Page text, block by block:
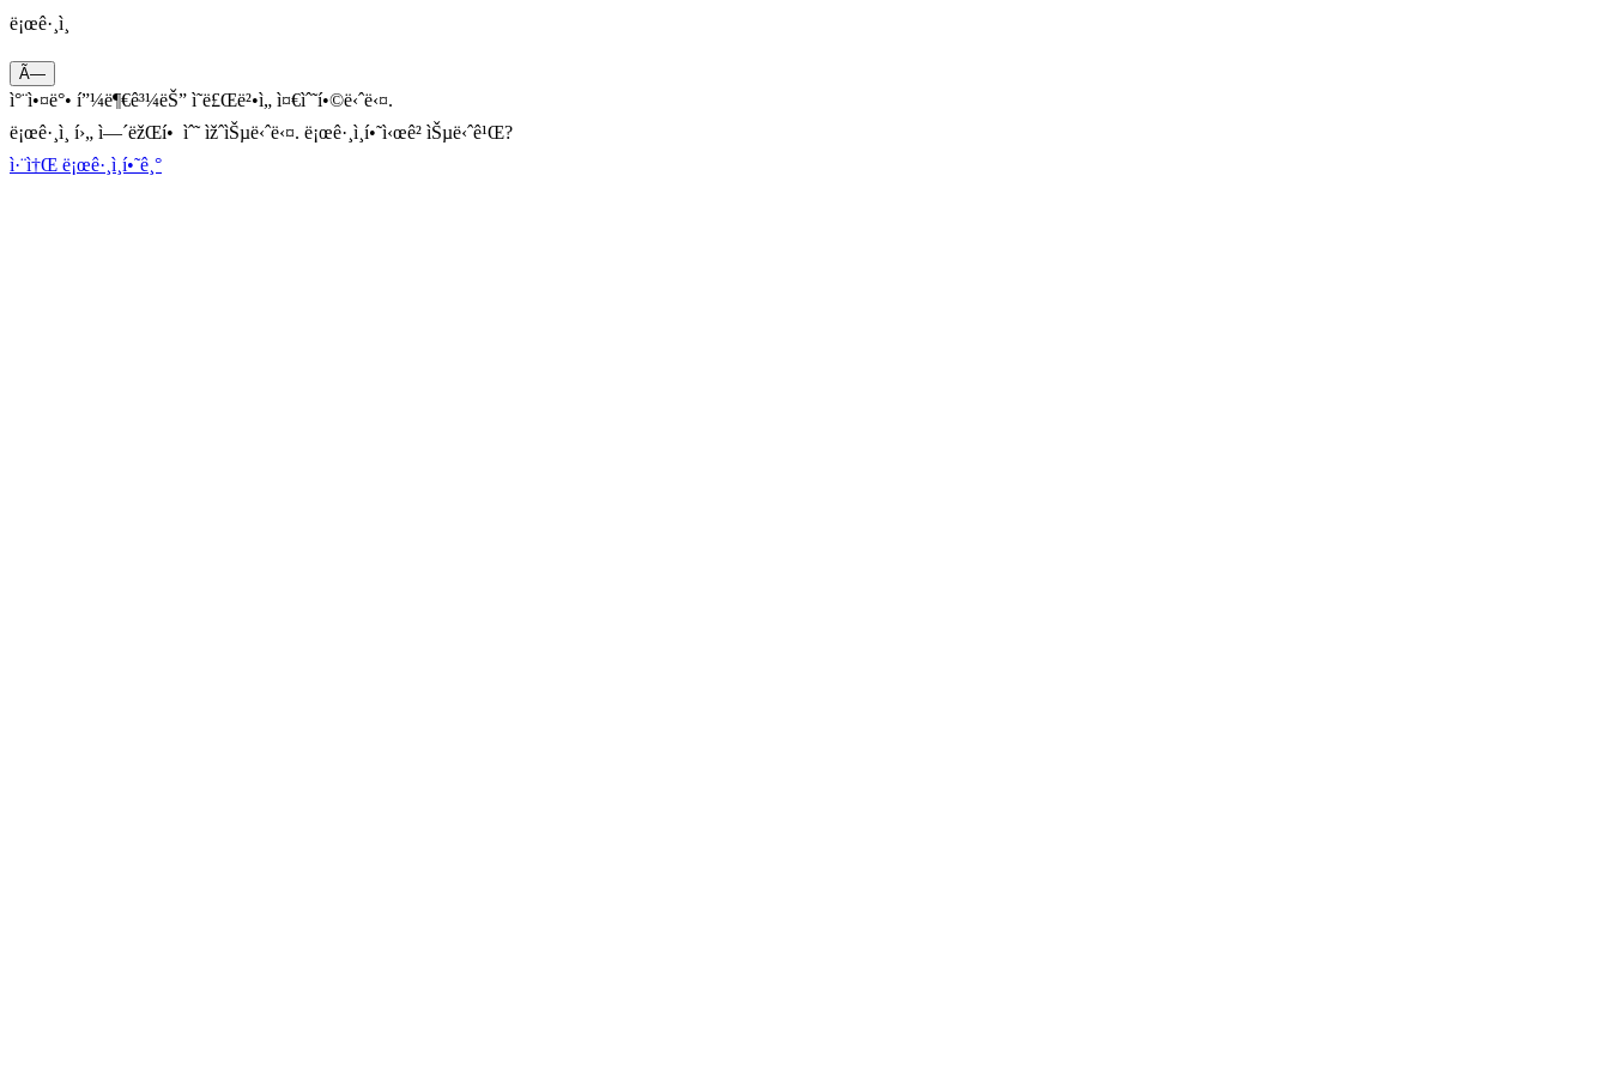
ë¡œê·¸ì¸
Ã—
ì°¨ì•¤ë°• í”¼ë¶€ê³¼ëŠ” ì˜ë£Œë²•ì„ ì¤€ìˆ˜í•©ë‹ˆë‹¤.
ë¡œê·¸ì¸ í›„ ì—´ëžŒí• ìˆ˜ ìžˆìŠµë‹ˆë‹¤. ë¡œê·¸ì¸í•˜ì‹œê² ìŠµë‹ˆê¹Œ?
ì·¨ì†Œ ë¡œê·¸ì¸í•˜ê¸°